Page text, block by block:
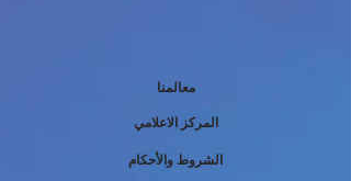
معالمنا
المركز الاعلامي
الشروط والأحكام